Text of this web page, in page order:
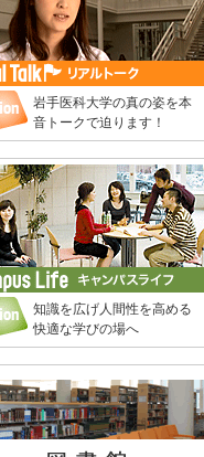
岩手医科大学の真の姿を本
音トークで迫ります！
知識を広げ人間性を高める
快適な学びの場へ